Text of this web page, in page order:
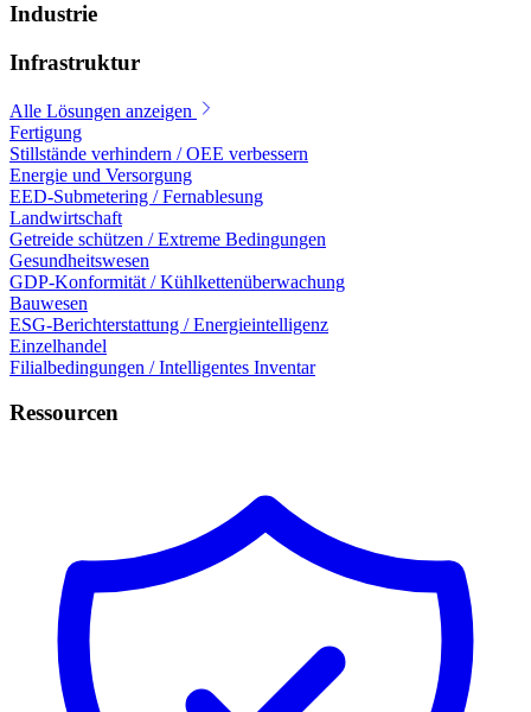
Industrie
Infrastruktur
Alle Lösungen anzeigen
Fertigung
Stillstände verhindern / OEE verbessern
Energie und Versorgung
EED-Submetering / Fernablesung
Landwirtschaft
Getreide schützen / Extreme Bedingungen
Gesundheitswesen
GDP-Konformität / Kühlkettenüberwachung
Bauwesen
ESG-Berichterstattung / Energieintelligenz
Einzelhandel
Filialbedingungen / Intelligentes Inventar
Ressourcen